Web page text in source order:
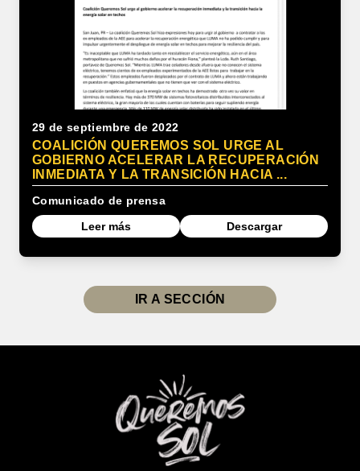
29 de septiembre de 2022
COALICIÓN QUEREMOS SOL URGE AL
GOBIERNO ACELERAR LA RECUPERACIÓN
INMEDIATA Y LA TRANSICIÓN HACIA ...
Comunicado de prensa
Leer más
Descargar
IR A SECCIÓN